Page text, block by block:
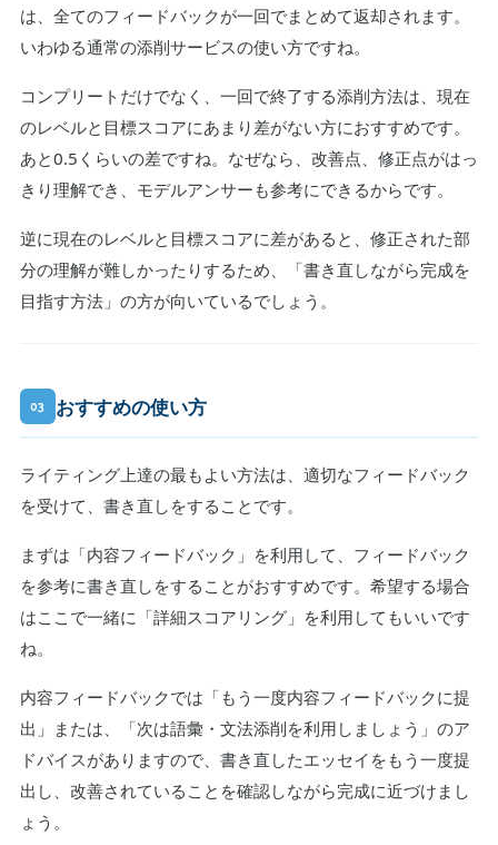
は、全てのフィードバックが一回でまとめて返却されます。
いわゆる通常の添削サービスの使い方ですね。
コンプリートだけでなく、一回で終了する添削方法は、現在
のレベルと目標スコアにあまり差がない方におすすめです。
あと0.5くらいの差ですね。なぜなら、改善点、修正点がはっ
きり理解でき、モデルアンサーも参考にできるからです。
逆に現在のレベルと目標スコアに差があると、修正された部
分の理解が難しかったりするため、「書き直しながら完成を
目指す方法」の方が向いているでしょう。
03 おすすめの使い方
ライティング上達の最もよい方法は、適切なフィードバック
を受けて、書き直しをすることです。
まずは「内容フィードバック」を利用して、フィードバック
を参考に書き直しをすることがおすすめです。希望する場合
はここで一緒に「詳細スコアリング」を利用してもいいです
ね。
内容フィードバックでは「もう一度内容フィードバックに提
出」または、「次は語彙・文法添削を利用しましょう」のア
ドバイスがありますので、書き直したエッセイをもう一度提
出し、改善されていることを確認しながら完成に近づけまし
ょう。